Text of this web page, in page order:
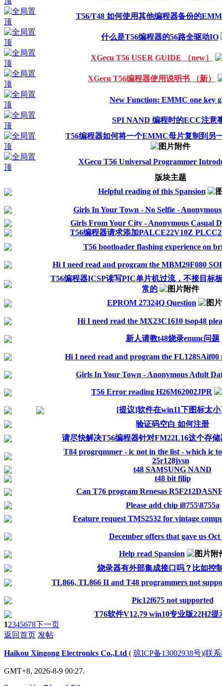
T56/T48 如何使用其他编程器备份的
什么是T56编程器的56路全驱动IO
XGecu T56 USER GUIDE （new）
XGecu T56编程器使用说明书 （新）
New Function: EMMC one key
SPI NAND 编程时的ECC注意
T56编程器如何将一个EMMC母片复制到另
XGecu T56 Universal Programmer
版块主题
Helpful reading of this Spansion
Girls In Your Town - No Selfie -
Girls From Your City - Anonymous Casual
T56编程器请求添加PALCE22V10Z
T56 bootloader flashing experience on
Hi I need read and program the MBM29F080
T56编程器ICSP读写PIC单片机过流，不接目标
常的
EPROM 27324Q Question
Hi I need read the MX23C1610 tsop48
新人请教t48烧录emmc问题
Hi I need read and program the FL128SAif00
Girls In Your Town - Anonymous Adult
T56 Error reading H26M62002JPR
[提议]软件在win11下图标太小
验证码空白 如何注册
请尽快解决T56编程器针对FM22L16这个存
T84 progrqmmer - ic not in the list - which ic
25r128jvsn
t48 SAMSUNG NAND
t48 bit filip
Can T76 program Renesas
Please add chip i8755\8755a
Feature request TMS2532 for vintage
December offers that gave us Oct
Help read Spansion
烧录器有外部集成接口吗？比如控
TL866, TL866 II and T48 programmers not
Pic12f675 not supported
T76软件V12.79 win10专业版22H2提
12345678下一页
返回首页 发帖
Haikou Xingong Electronics Co.,Ltd ( 琼ICP备13002938号)|联
GMT+8, 2026-8-9 00:27.